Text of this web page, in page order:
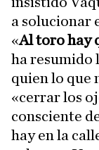
a solucionar
«Al toro hay
ha resumido
quien lo que
«cerrar los
consciente
hay en la